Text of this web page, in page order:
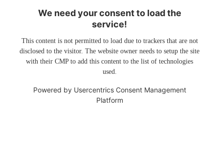
We need your consent to load the
service!
This content is not permitted to load due to trackers that are not
disclosed to the visitor. The website owner needs to setup the site
with their CMP to add this content to the list of technologies
used.
Powered by Usercentrics Consent Management
Platform